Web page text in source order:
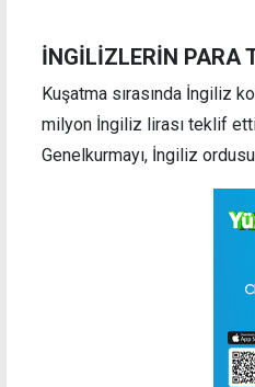
İNGİLİZLERİN PARA
Kuşatma sırasında İngiliz
milyon İngiliz lirası teklif
Genelkurmayı, İngiliz